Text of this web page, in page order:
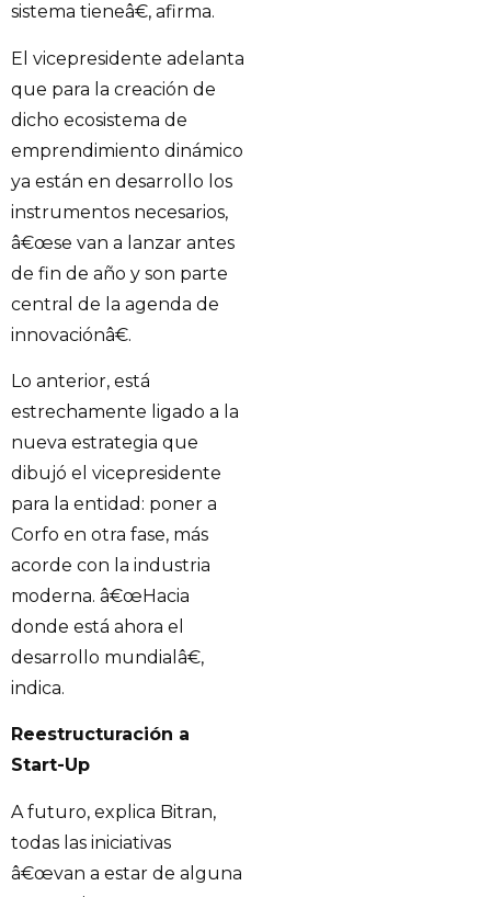
sistema tieneâ€, afirma.
El vicepresidente adelanta
que para la creación de
dicho ecosistema de
emprendimiento dinámico
ya están en desarrollo los
instrumentos necesarios,
â€œse van a lanzar antes
de fin de año y son parte
central de la agenda de
innovaciónâ€.
Lo anterior, está
estrechamente ligado a la
nueva estrategia que
dibujó el vicepresidente
para la entidad: poner a
Corfo en otra fase, más
acorde con la industria
moderna. â€œHacia
donde está ahora el
desarrollo mundialâ€,
indica.
Reestructuración a
Start-Up
A futuro, explica Bitran,
todas las iniciativas
â€œvan a estar de alguna